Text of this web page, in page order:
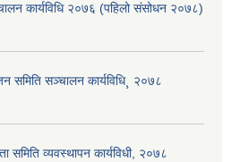
कार्यविधि २०७६ (पहिलो संसोधन २०७८)
समिति सञ्चालन कार्यविधि¸ २०७८
समिति व्यवस्थापन कार्यविधी, २०७८